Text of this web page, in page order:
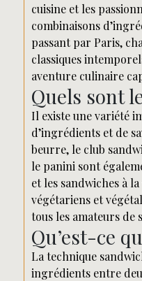
cuisine et les
combinaisons
passant par Paris,
classiques
aventure culinaire
Quels sont
Il existe une variété
d’ingrédients et de
beurre, le club
le panini sont
et les sandwiches à
végétariens et
tous les amateurs de
Qu’est-ce
La technique
ingrédients entre